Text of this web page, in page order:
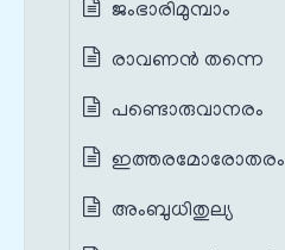
ജംഭാരിമുമ്പാം
രാവണന്‍ തന്നെ
പണ്ടൊരുവാനരം
ഇത്തരമോരോതരം
അംബുധിതുല്യ